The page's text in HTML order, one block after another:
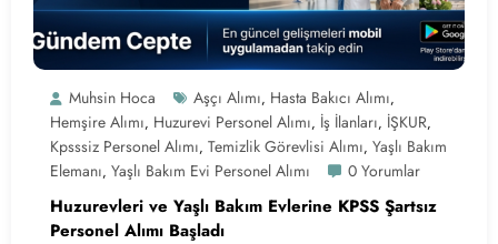
Muhsin Hoca Aşçı Alımı, Hasta Bakıcı Alımı,
Hemşire Alımı, Huzurevi Personel Alımı, İş İlanları, İŞKUR,
Kpsssiz Personel Alımı, Temizlik Görevlisi Alımı, Yaşlı Bakım
Elemanı, Yaşlı Bakım Evi Personel Alımı 0 Yorumlar
Huzurevleri ve Yaşlı Bakım Evlerine KPSS Şartsız
Personel Alımı Başladı